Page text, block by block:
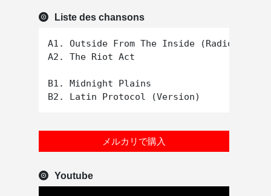
Liste des chansons
A1. Outside From The Inside (Radio Edit)
A2. The Riot Act
B1. Midnight Plains
メルカリで購入
Youtube